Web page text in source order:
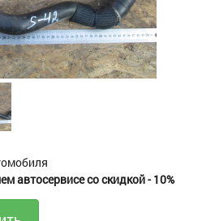
автосервисе со скидкой - 10%